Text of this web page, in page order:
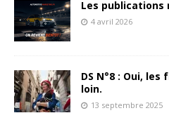
Les
4 avril 2026
DS N°8 : Oui,
loin.
13 septembre 2025